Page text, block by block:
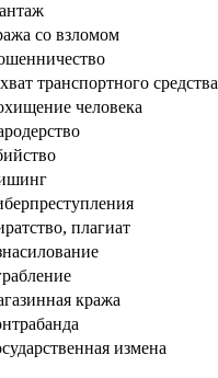
со взломом
транспортного средства
человека
плагиат
кража
измена